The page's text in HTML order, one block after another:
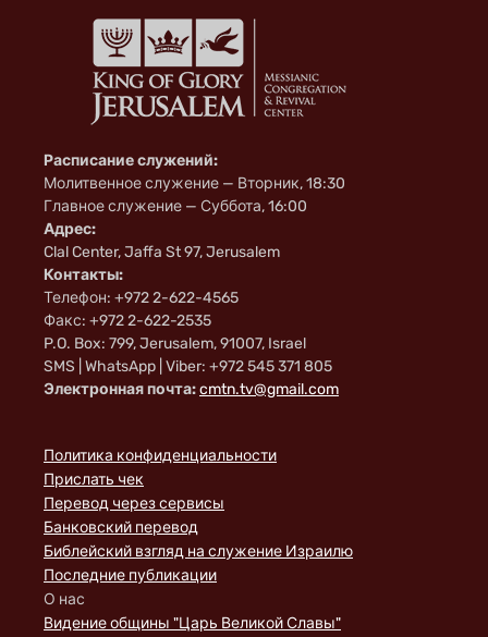
Расписание служений:
Молитвенное служение — Вторник, 18:30
Главное служение — Суббота, 16:00
Адрес:
Clal Center, Jaffa St 97, Jerusalem
Контакты:
Телефон: +972 2-622-4565
Факс: +972 2-622-2535
P.O. Box: 799, Jerusalem, 91007, Israel
SMS | WhatsApp | Viber: +972 545 371 805
Электронная почта:cmtn.tv@gmail.com
Политика конфиденциальности
Прислать чек
Перевод через сервисы
Банковский перевод
Библейский взгляд на служение Израилю
Последние публикации
О нас
Видение общины "Царь Великой Славы"